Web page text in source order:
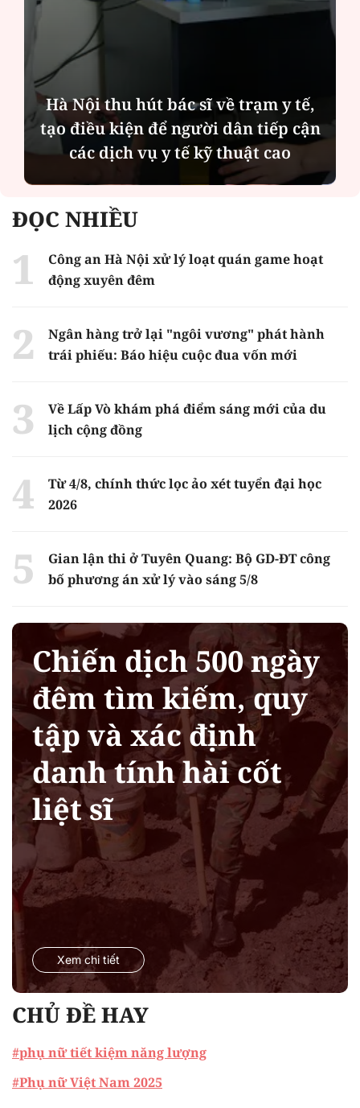
Diễn đàn tháng 8: Ca sĩ Duyên
Quỳnh càng trân trọng thời gian
bên cha sau biến cố của gia đình
ĐỌC NHIỀU
Công an Hà Nội xử lý loạt quán game hoạt
động xuyên đêm
Ngân hàng trở lại "ngôi vương" phát hành
trái phiếu: Báo hiệu cuộc đua vốn mới
Về Lấp Vò khám phá điểm sáng mới của du
lịch cộng đồng
Từ 4/8, chính thức lọc ảo xét tuyển đại học
2026
Gian lận thi ở Tuyên Quang: Bộ GD-ĐT công
bố phương án xử lý vào sáng 5/8
Chiến dịch 500 ngày
đêm tìm kiếm, quy
tập và xác định
danh tính hài cốt
liệt sĩ
Xem chi tiết
CHỦ ĐỀ HAY
#phụ nữ tiết kiệm năng lượng
#Phụ nữ Việt Nam 2025